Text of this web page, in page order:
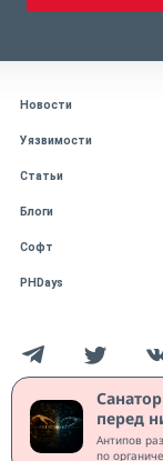
перед
Антипов
по
Новости
Уязвимости
Статьи
Блоги
Софт
PHDays
Работает на CMS "1С-
Защищено CURATOR